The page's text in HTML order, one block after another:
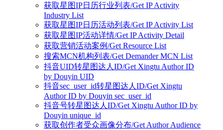
获取星图IP日历行业列表/Get IP Activity
Industry List
获取星图IP日历活动列表/Get IP Activity List
获取星图IP活动详情/Get IP Activity Detail
获取营销活动案例/Get Resource List
搜索MCN机构列表/Get Demander MCN List
抖音UID转星图达人ID/Get Xingtu Author ID
by Douyin UID
抖音sec_user_id转星图达人ID/Get Xingtu
Author ID by Douyin sec_user_id
抖音号转星图达人ID/Get Xingtu Author ID by
Douyin unique_id
获取创作者受众画像分布/Get Author Audience